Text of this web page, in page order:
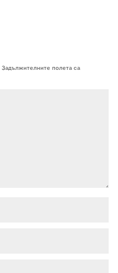
Задължителните полета са